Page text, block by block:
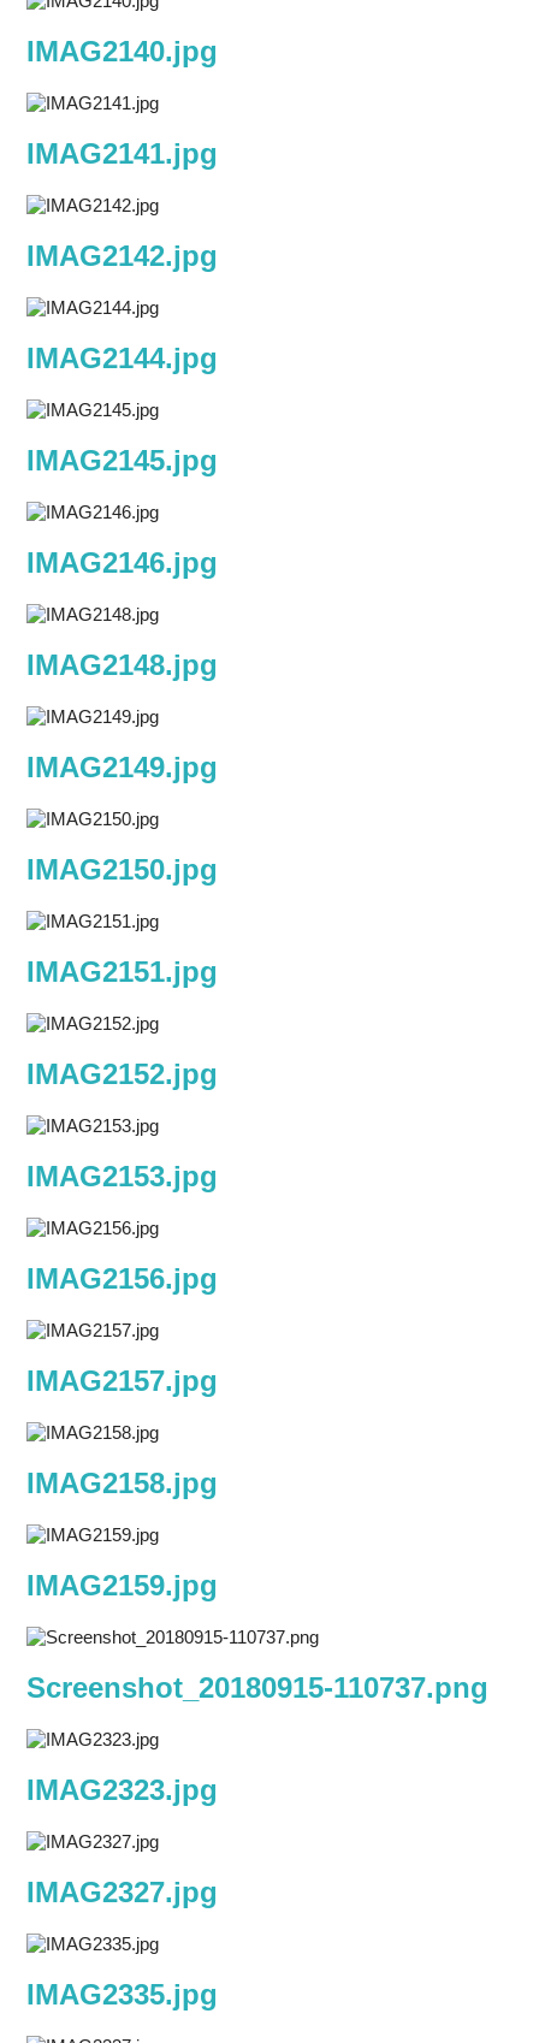
IMAG2140.jpg
IMAG2141.jpg
IMAG2142.jpg
IMAG2144.jpg
IMAG2145.jpg
IMAG2146.jpg
IMAG2148.jpg
IMAG2149.jpg
IMAG2150.jpg
IMAG2151.jpg
IMAG2152.jpg
IMAG2153.jpg
IMAG2156.jpg
IMAG2157.jpg
IMAG2158.jpg
IMAG2159.jpg
Screenshot_20180915-110737.png
IMAG2323.jpg
IMAG2327.jpg
IMAG2335.jpg